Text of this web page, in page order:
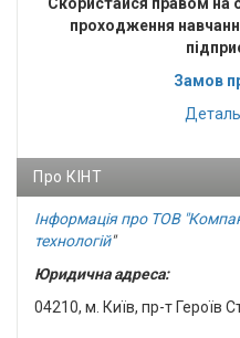
Cкористайся правом на
проходження
Замов
Про КІНТ
Інформація про ТОВ
технологій"
Юридична адреса:
04210, м. Київ, пр-т Героїв